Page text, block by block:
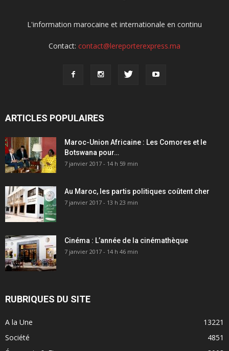
L'information marocaine et internationale en continu
Contact: contact@lereporterexpress.ma
ARTICLES POPULAIRES
Maroc-Union Africaine : Les Comores et le
Botswana pour…
7 janvier 2017 - 14 h 59 min
Au Maroc, les partis politiques coûtent cher
7 janvier 2017 - 13 h 23 min
Cinéma : L’année de la cinémathèque
7 janvier 2017 - 14 h 46 min
RUBRIQUES DU SITE
A la Une
13221
Société
4851